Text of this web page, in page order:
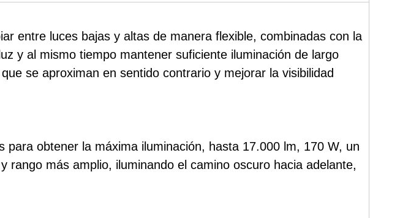
entre luces bajas y altas de manera flexible, combinadas con la
y al mismo tiempo mantener suficiente iluminación de largo
se aproximan en sentido contrario y mejorar la visibilidad
obtener la máxima iluminación, hasta 17.000 lm, 170 W, un
más amplio, iluminando el camino oscuro hacia adelante,